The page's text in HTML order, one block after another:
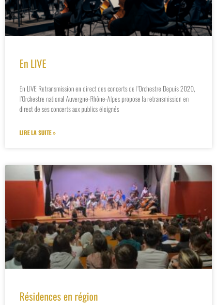
En LIVE
En LIVE Retransmission en direct des concerts de l’Orchestre Depuis 2020,
l’Orchestre national Auvergne-Rhône-Alpes propose la retransmission en
direct de ses concerts aux publics éloignés
LIRE LA SUITE »
Résidences en région